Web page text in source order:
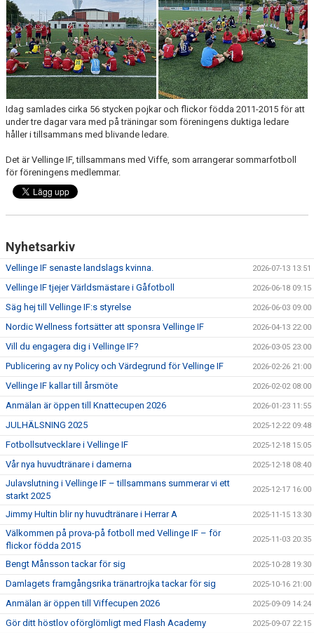
TJEJPROJEKTET
VELLINGE IF:S VÄNNER
DOKUMENT
KONTAKT
Idag samlades cirka 56 stycken pojkar och flickor födda 2011-2015 för att
under tre dagar vara med på träningar som föreningens duktiga ledare
håller i tillsammans med blivande ledare.
Det är Vellinge IF, tillsammans med Viffe, som arrangerar sommarfotboll
för föreningens medlemmar.
Nyhetsarkiv
Vellinge IF senaste landslags kvinna. 2026-07-13 13:51
Vellinge IF tjejer Världsmästare i Gåfotboll 2026-06-18 09:15
Säg hej till Vellinge IF:s styrelse 2026-06-03 09:00
Nordic Wellness fortsätter att sponsra Vellinge IF 2026-04-13 22:00
Vill du engagera dig i Vellinge IF? 2026-03-05 23:00
Publicering av ny Policy och Värdegrund för Vellinge IF 2026-02-26 21:00
Vellinge IF kallar till årsmöte 2026-02-02 08:00
Anmälan är öppen till Knattecupen 2026 2026-01-23 11:55
JULHÄLSNING 2025 2025-12-22 09:48
Fotbollsutvecklare i Vellinge IF 2025-12-18 15:05
Vår nya huvudtränare i damerna 2025-12-18 08:40
Julavslutning i Vellinge IF – tillsammans summerar vi ett
starkt 2025
2025-12-17 16:00
Jimmy Hultin blir ny huvudtränare i Herrar A 2025-11-15 13:30
Välkommen på prova-på fotboll med Vellinge IF – för
flickor födda 2015
2025-11-03 20:35
Bengt Månsson tackar för sig 2025-10-28 19:30
Damlagets framgångsrika tränartrojka tackar för sig 2025-10-16 21:00
Anmälan är öppen till Viffecupen 2026 2025-09-09 14:24
Gör ditt höstlov oförglömligt med Flash Academy 2025-09-07 22:15